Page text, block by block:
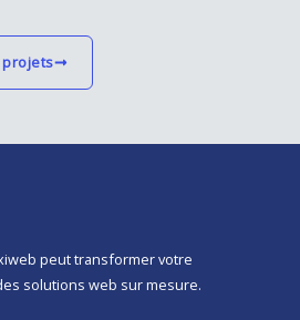
projets
peut transformer votre
solutions web sur mesure.